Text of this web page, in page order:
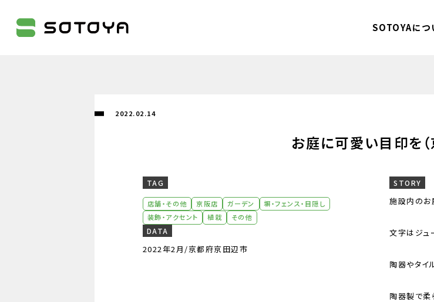
株式会社SOTOYA
SOTOYAにつ
2022.02.14
お庭に可愛い目印を（
TAG
店舗・その他 京阪店 ガーデン
塀・フェンス・目隠し
装飾・アクセント
植栽 その他
DATA
2022年2月/京都府京田辺市
STORY
施設内のお
文字はジュ
陶器やタイ
陶器製で柔